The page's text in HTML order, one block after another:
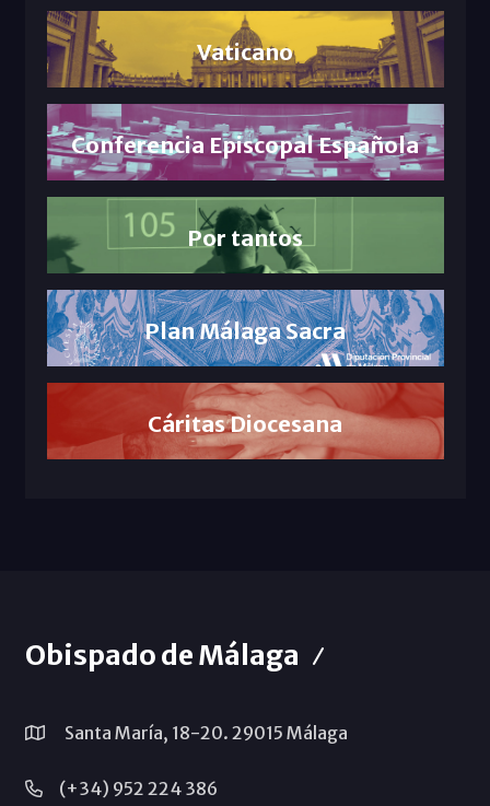
Vaticano
Conferencia Episcopal Española
Por tantos
Plan Málaga Sacra
Cáritas Diocesana
Obispado de Málaga
Santa María, 18-20. 29015 Málaga
(+34) 952 224 386